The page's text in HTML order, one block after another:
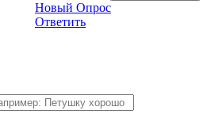
Новый Опрос
Ответить